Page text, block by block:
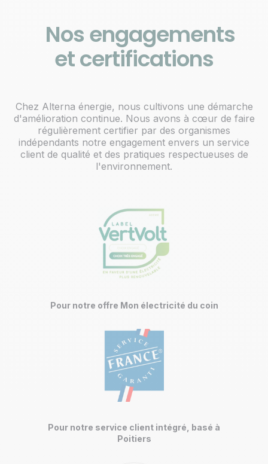
Nos engagements
et certifications
Chez Alterna énergie, nous cultivons une démarche
d'amélioration continue. Nous avons à cœur de faire
régulièrement certifier par des organismes
indépendants notre engagement envers un service
client de qualité et des pratiques respectueuses de
l'environnement.
Pour notre offre Mon électricité du coin
Pour notre service client intégré, basé à
Poitiers